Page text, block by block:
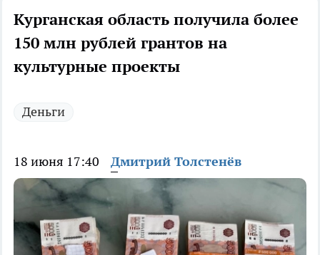
Курганская область получила более
150 млн рублей грантов на
культурные проекты
Деньги
18 июня 17:40 Дмитрий Толстенёв